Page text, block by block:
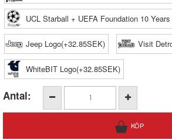
UCL Starball + UEFA Foundation 10
Jeep Logo(+32.85SEK) Visit
WhiteBIT Logo(+32.85SEK)
Antal: